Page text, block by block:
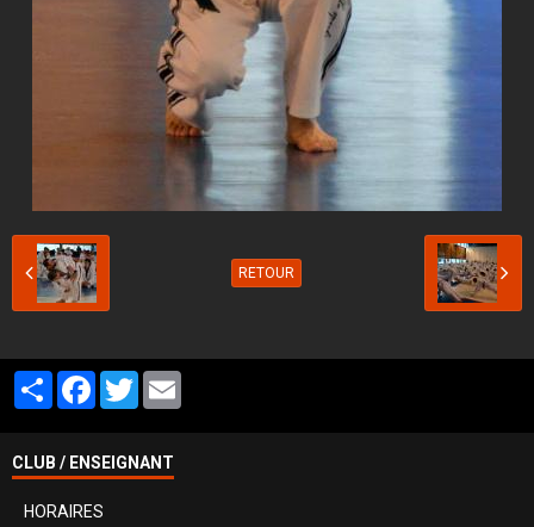
RETOUR
PartagerFacebook
Twitter
CLUB / ENSEIGNANT
HORAIRES